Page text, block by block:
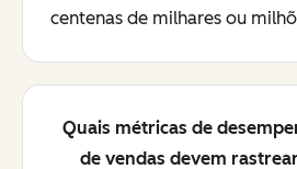
centenas de milhares ou
Quais métricas de
de vendas devem